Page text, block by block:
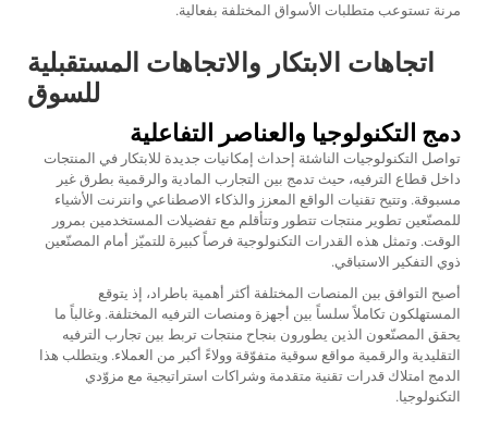
مرنة تستوعب متطلبات الأسواق المختلفة بفعالية.
اتجاهات الابتكار والاتجاهات المستقبلية
للسوق
دمج التكنولوجيا والعناصر التفاعلية
تواصل التكنولوجيات الناشئة إحداث إمكانيات جديدة للابتكار في المنتجات
داخل قطاع الترفيه، حيث تدمج بين التجارب المادية والرقمية بطرق غير
مسبوقة. وتتيح تقنيات الواقع المعزز والذكاء الاصطناعي وانترنت الأشياء
للمصنّعين تطوير منتجات تتطور وتتأقلم مع تفضيلات المستخدمين بمرور
الوقت. وتمثل هذه القدرات التكنولوجية فرصاً كبيرة للتميّز أمام المصنّعين
ذوي التفكير الاستباقي.
أصبح التوافق بين المنصات المختلفة أكثر أهمية باطراد، إذ يتوقع
المستهلكون تكاملاً سلساً بين أجهزة ومنصات الترفيه المختلفة. وغالباً ما
يحقق المصنّعون الذين يطورون بنجاح منتجات تربط بين تجارب الترفيه
التقليدية والرقمية مواقع سوقية متفوّقة وولاءً أكبر من العملاء. ويتطلب هذا
الدمج امتلاك قدرات تقنية متقدمة وشراكات استراتيجية مع مزوّدي
التكنولوجيا.